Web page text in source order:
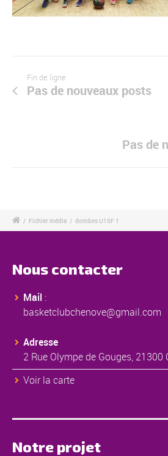
Fin de ligne
Pas de nouveaux posts
Pas de
/ Fichier média / dombes U15F 1
Nous contacter
Mail :
basketclubchenove@gmail.com
Adresse
2 Rue Olympe de Gouges, 21300
Voir la carte
Notre projet